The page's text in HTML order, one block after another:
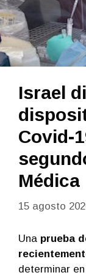
Israel
Covid-
Médica
15 agosto
Una prueba
determinar